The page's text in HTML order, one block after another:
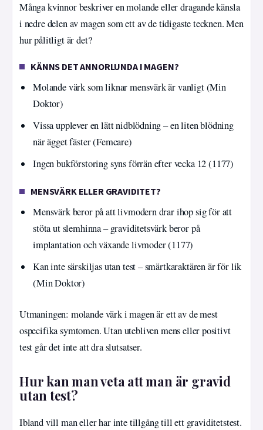
Många kvinnor beskriver en molande eller dragande känsla
i nedre delen av magen som ett av de tidigaste tecknen. Men
hur pålitligt är det?
KÄNNS DET ANNORLUNDA I MAGEN?
Molande värk som liknar mensvärk är vanligt (Min
Doktor)
Vissa upplever en lätt nidblödning – en liten blödning
när ägget fäster (Femcare)
Ingen bukförstoring syns förrän efter vecka 12 (1177)
MENSVÄRK ELLER GRAVIDITET?
Mensvärk beror på att livmodern drar ihop sig för att
stöta ut slemhinna – graviditetsvärk beror på
implantation och växande livmoder (1177)
Kan inte särskiljas utan test – smärtkaraktären är för lik
(Min Doktor)
Utmaningen: molande värk i magen är ett av de mest
ospecifika symtomen. Utan utebliven mens eller positivt
test går det inte att dra slutsatser.
Hur kan man veta att man är gravid
utan test?
Ibland vill man eller har inte tillgång till ett graviditetstest.